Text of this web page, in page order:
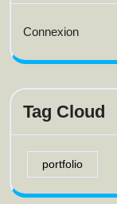
Connexion
Tag Cloud
portfolio